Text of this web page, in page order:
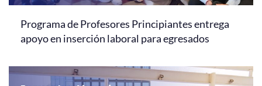
Programa de Profesores Principiantes entrega
apoyo en inserción laboral para egresados